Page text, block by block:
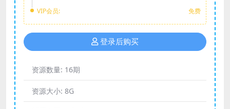
VIP会员:
免费
登录后购买
资源数量: 16期
资源大小: 8G